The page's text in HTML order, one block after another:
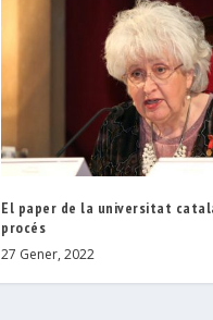
El paper de la universitat
procés
27 Gener, 2022